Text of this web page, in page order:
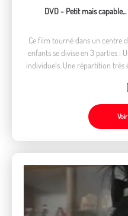
DVD - Petit mais
Ce film tourné dans un centre
enfants se divise en 3 parties :
individuels. Une répartition très